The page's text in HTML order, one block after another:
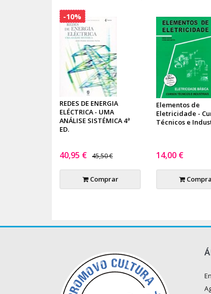
REDES DE ENERGIA
ELÉCTRICA - UMA
ANÁLISE SISTÉMICA 4ª
ED.
40,95 € 45,50 €
Comprar
-10%
Elementos de
Eletricidade -
Técnicos e
14,00 €